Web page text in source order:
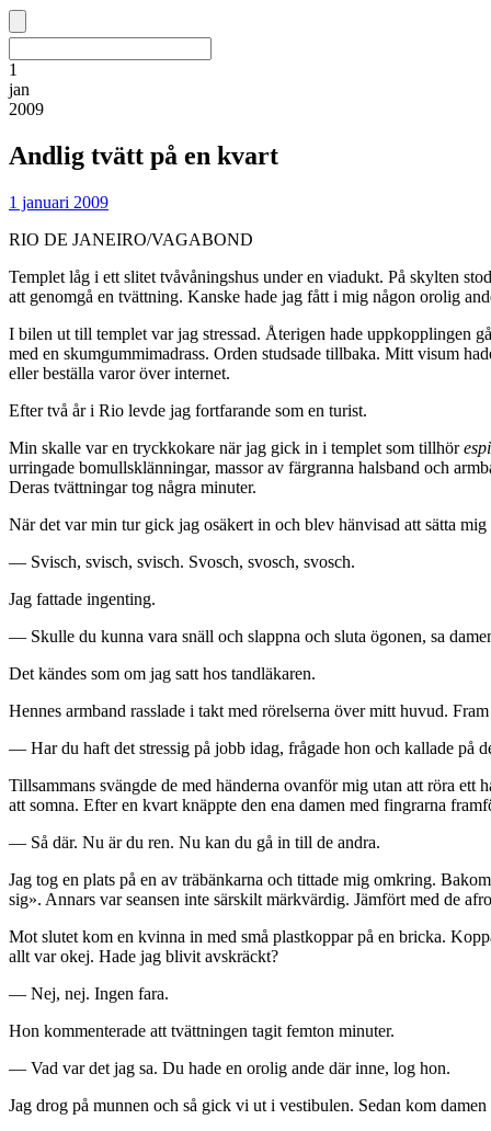
1
jan
2009
Andlig tvätt på en kvart
1 januari 2009
RIO DE JANEIRO/VAGABOND
Templet låg i ett slitet tvåvåningshus under en viadukt. På skylten
att genomgå en tvättning. Kanske hade jag fått i mig någon orolig
I bilen ut till templet var jag stressad. Återigen hade uppkopplingen
med en skumgummimadrass. Orden studsade tillbaka. Mitt visum
eller beställa varor över internet.
Efter två år i Rio levde jag fortfarande som en turist.
Min skalle var en tryckkokare när jag gick in i templet som tillhör
urringade bomullsklänningar, massor av färgranna halsband och
Deras tvättningar tog några minuter.
När det var min tur gick jag osäkert in och blev hänvisad att sätta
— Svisch, svisch, svisch. Svosch, svosch, svosch.
Jag fattade ingenting.
— Skulle du kunna vara snäll och slappna och sluta ögonen, sa
Det kändes som om jag satt hos tandläkaren.
Hennes armband rasslade i takt med rörelserna över mitt huvud.
— Har du haft det stressig på jobb idag, frågade hon och kallade på
Tillsammans svängde de med händerna ovanför mig utan att röra ett
att somna. Efter en kvart knäppte den ena damen med fingrarna
— Så där. Nu är du ren. Nu kan du gå in till de andra.
Jag tog en plats på en av träbänkarna och tittade mig omkring.
sig». Annars var seansen inte särskilt märkvärdig. Jämfört med de
Mot slutet kom en kvinna in med små plastkoppar på en bricka.
allt var okej. Hade jag blivit avskräckt?
— Nej, nej. Ingen fara.
Hon kommenterade att tvättningen tagit femton minuter.
— Vad var det jag sa. Du hade en orolig ande där inne, log hon.
Jag drog på munnen och så gick vi ut i vestibulen. Sedan kom